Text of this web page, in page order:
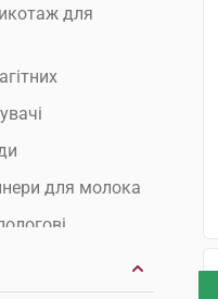
для
для молока